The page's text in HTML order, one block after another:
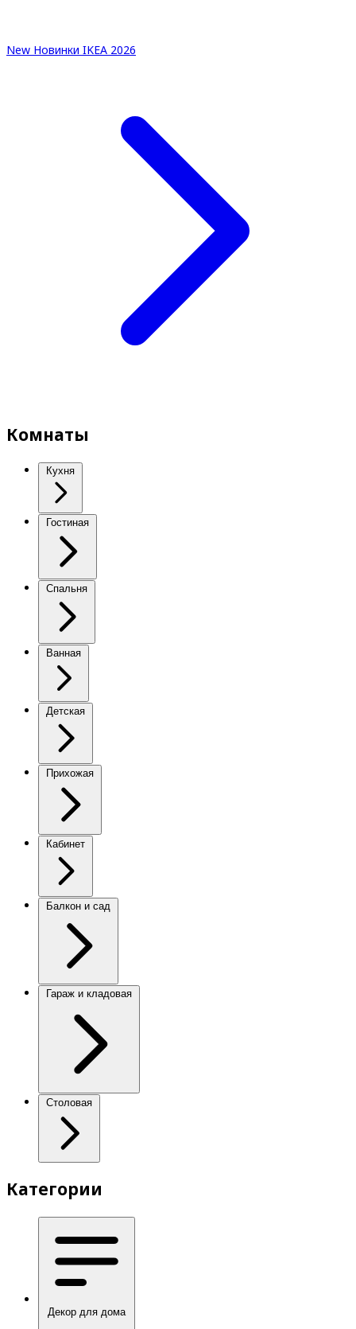
New Новинки IKEA 2026
Комнаты
Кухня
Гостиная
Спальня
Ванная
Детская
Прихожая
Кабинет
Балкон и сад
Гараж и кладовая
Столовая
Категории
Декор для дома